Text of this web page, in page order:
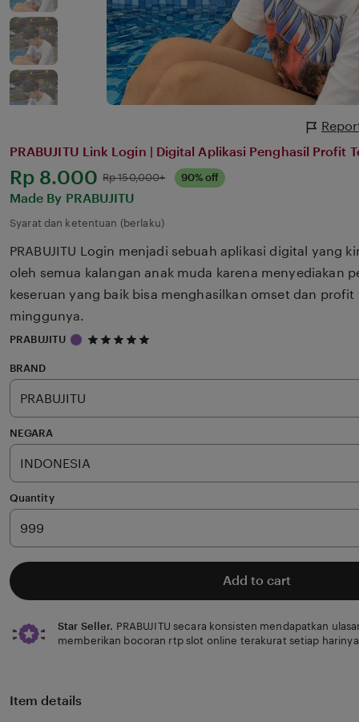
PRABUJITU Link Login | Digital Aplikasi Penghasil Profit
Harga:
Rp 8.000 Normal:
Rp 150,000+ 90% off
Made By PRABUJITU
Syarat dan ketentuan (berlaku)
PRABUJITU Login menjadi sebuah aplikasi digital yang
oleh semua kalangan anak muda karena menyediakan
keseruan yang baik bisa menghasilkan omset dan
minggunya.
PRABUJITU
5
5
BRAND
NEGARA
Quantity
Add to cart
Star Seller. PRABUJITU secara konsisten mendapatkan
memberikan bocoran rtp slot online terakurat setiap
Item details